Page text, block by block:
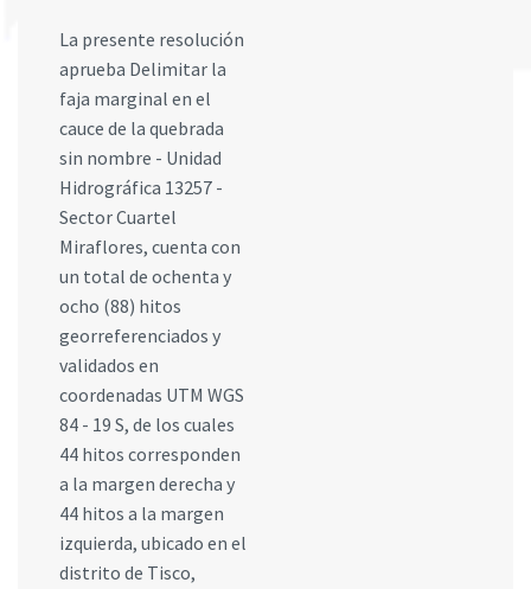
La presente resolución
aprueba Delimitar la
faja marginal en el
cauce de la quebrada
sin nombre - Unidad
Hidrográfica 13257 -
Sector Cuartel
Miraflores, cuenta con
un total de ochenta y
ocho (88) hitos
georreferenciados y
validados en
coordenadas UTM WGS
84 - 19 S, de los cuales
44 hitos corresponden
a la margen derecha y
44 hitos a la margen
izquierda, ubicado en el
distrito de Tisco,